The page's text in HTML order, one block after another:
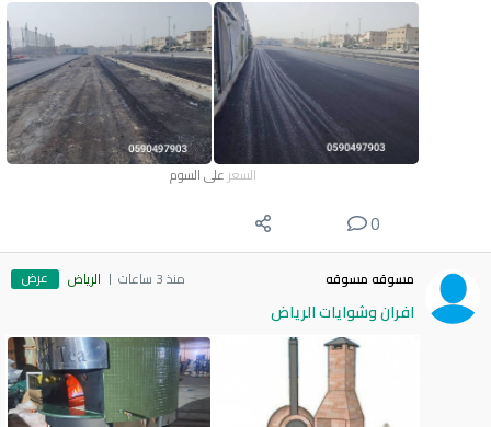
السعر على السوم
0
مسوقه مسوقه منذ 3 ساعات الرياض عرض
افران وشوايات الرياض